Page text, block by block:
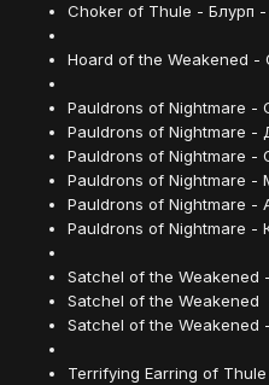
Choker of Thule - Блурп -
Hoard of the Weakened -
Pauldrons of Nightmare -
Pauldrons of Nightmare -
Pauldrons of Nightmare -
Pauldrons of Nightmare -
Pauldrons of Nightmare -
Pauldrons of Nightmare -
Satchel of the Weakened
Satchel of the Weakened
Satchel of the
Terrifying Earring of